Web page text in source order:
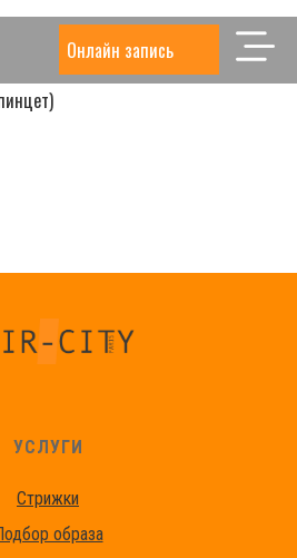
Онлайн запись
УСЛУГИ
Стрижки
образа